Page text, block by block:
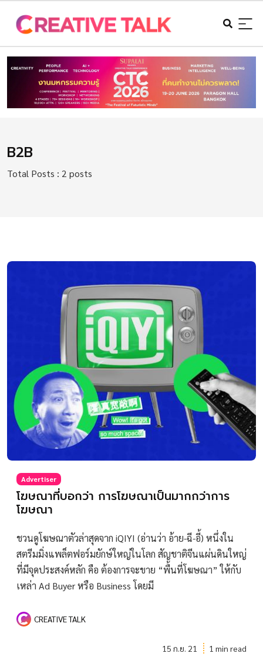
B2B
Total Posts : 2 posts
Advertiser
โฆษณาที่บอกว่า การโฆษณาเป็นมากกว่าการ
โฆษณา
ชวนดูโฆษณาตัวล่าสุดจาก iQIYI (อ่านว่า อ้าย-ฉี-อี้) หนึ่งใน
สตรีมมิ่งแพล็ตฟอร์มยักษ์ใหญ่ในโลก สัญชาติจีนแผ่นดินใหญ่
ที่มีจุดประสงค์หลัก คือ ต้องการจะขาย “พื้นที่โฆษณา” ให้กับ
เหล่า Ad Buyer หรือ Business โดยมี
CREATIVE TALK
15 ก.ย. 21 1 min read